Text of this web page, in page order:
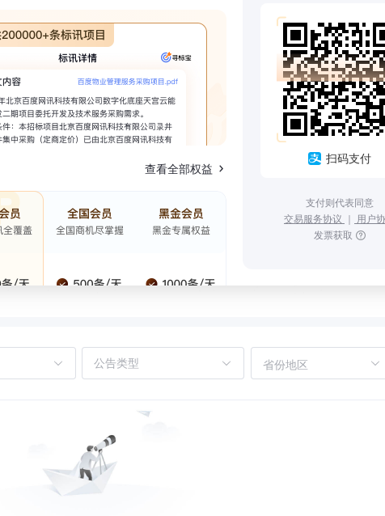
查看全部权益
扫码支付
支付则代表同意
交易服务协议 ｜ 用户
发票获取
省份地区